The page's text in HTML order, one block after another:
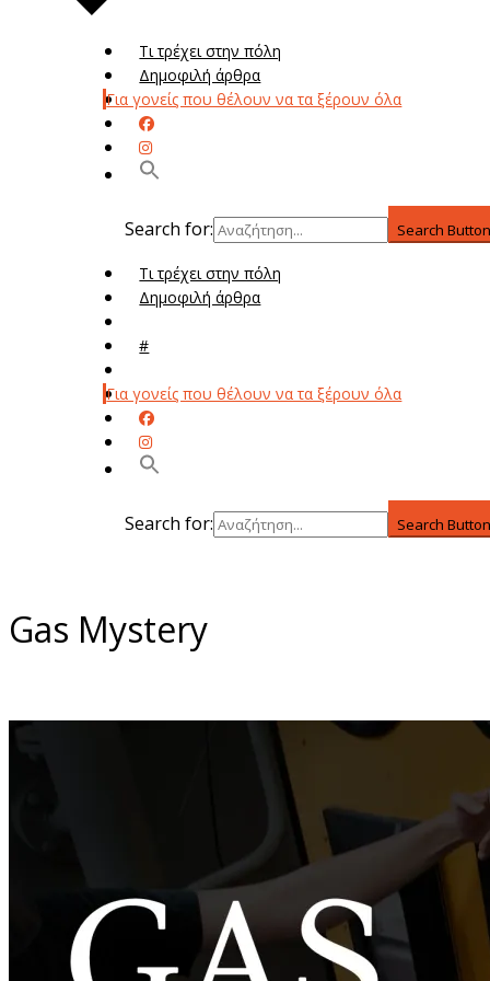
Τι τρέχει στην πόλη
Δημοφιλή άρθρα
Για γονείς που θέλουν να τα ξέρουν όλα
Search for: Search
Τι τρέχει στην πόλη
Δημοφιλή άρθρα
#
Για γονείς που θέλουν να τα ξέρουν όλα
Search for: Search
Gas Mystery